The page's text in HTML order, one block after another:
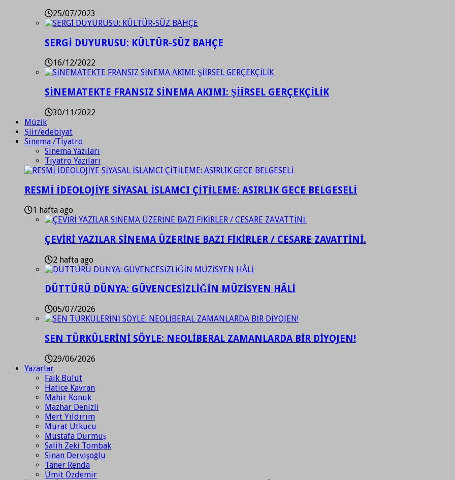
25/07/2023
SERGİ DUYURUSU: KÜLTÜR-SÜZ BAHÇE
16/12/2022
SİNEMATEKTE FRANSIZ SİNEMA AKIMI: ŞİİRSEL GERÇEKÇİLİK
30/11/2022
Müzik
Şiir/edebiyat
Sinema /Tiyatro
Sinema Yazıları
Tiyatro Yazıları
RESMİ İDEOLOJİYE SİYASAL İSLAMCI ÇİTİLEME: ASIRLIK GECE BELGESELİ
1 hafta ago
ÇEVİRİ YAZILAR SİNEMA ÜZERİNE BAZI FİKİRLER / CESARE ZAVATTİNİ.
2 hafta ago
DÜTTÜRÜ DÜNYA: GÜVENCESİZLİĞİN MÜZİSYEN HÂLİ
05/07/2026
SEN TÜRKÜLERİNİ SÖYLE: NEOLİBERAL ZAMANLARDA BİR DİYOJEN!
29/06/2026
Yazarlar
Faik Bulut
Hatice Kavran
Mahir Konuk
Mazhar Denizli
Mert Yıldırım
Murat Utkucu
Mustafa Durmuş
Salih Zeki Tombak
Sinan Dervişoğlu
Taner Renda
Ümit Özdemir